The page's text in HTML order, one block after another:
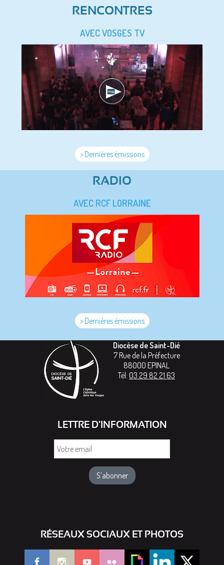
RENCONTRES
AVEC VOSGES TV
> Dernières émissions
RADIO
AVEC RCF LORRAINE
> Dernières émissions
Diocèse de Saint-Dié
7 Rue de la Préfecture
88000 EPINAL
Tél: 03 29 82 21 63
LETTRE D'INFORMATION
RÉSEAUX SOCIAUX ET PHOTOS